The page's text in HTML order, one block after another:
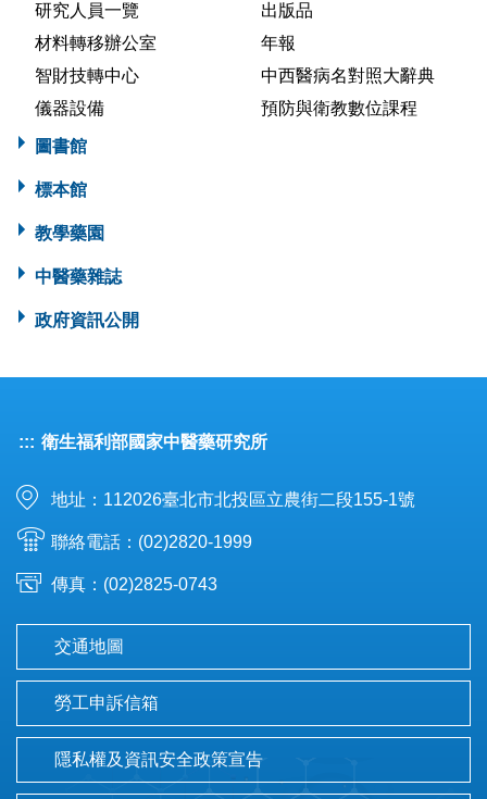
研究人員一覽
材料轉移辦公室
智財技轉中心
儀器設備
出版品
年報
中西醫病名對照大辭典
預防與衛教數位課程
圖書館
標本館
教學藥園
中醫藥雜誌
政府資訊公開
::: 衛生福利部國家中醫藥研究所
地址：112026臺北市北投區立農街二段155-1號
聯絡電話：(02)2820-1999
傳真：(02)2825-0743
交通地圖
勞工申訴信箱
隱私權及資訊安全政策宣告